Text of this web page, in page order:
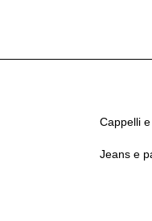
Cappelli
Jeans e